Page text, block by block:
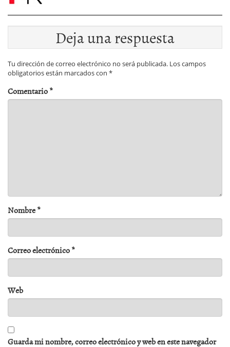
Deja una respuesta
Tu dirección de correo electrónico no será publicada. Los campos
obligatorios están marcados con *
Comentario*
Nombre*
Correo electrónico*
Web
Guarda mi nombre, correo electrónico y web en este navegador